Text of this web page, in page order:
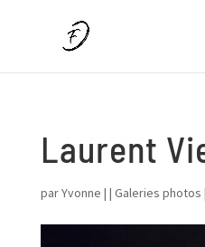
Laurent
parYvonne | | Galeries photos |